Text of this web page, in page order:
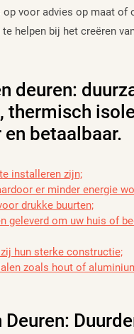
voor advies op maat of
helpen bij het creëren
deuren:
thermisch
betaalbaar.
installeren zijn;
er minder energie
drukke buurten;
geleverd om uw huis of
hun sterke constructie;
zoals hout of